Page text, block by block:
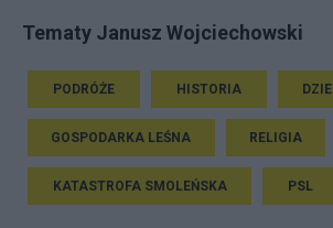
Tematy Janusz Wojciechowski
PODRÓŻE HISTORIA
GOSPODARKA LEŚNA RELIGIA
KATASTROFA SMOLEŃSKA PSL